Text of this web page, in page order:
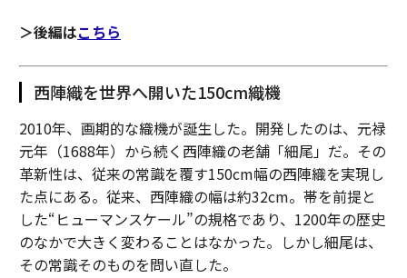
＞後編はこちら
西陣織を世界へ開いた150cm織機
2010年、画期的な織機が誕生した。開発したのは、元禄
元年（1688年）から続く西陣織の老舗「細尾」だ。その
革新性は、従来の常識を覆す150cm幅の西陣織を実現し
た点にある。従来、西陣織の幅は約32cm。帯を前提と
した“ヒューマンスケール”の規格であり、1200年の歴史
のなかで大きく変わることはなかった。しかし細尾は、
その常識そのものを問い直した。